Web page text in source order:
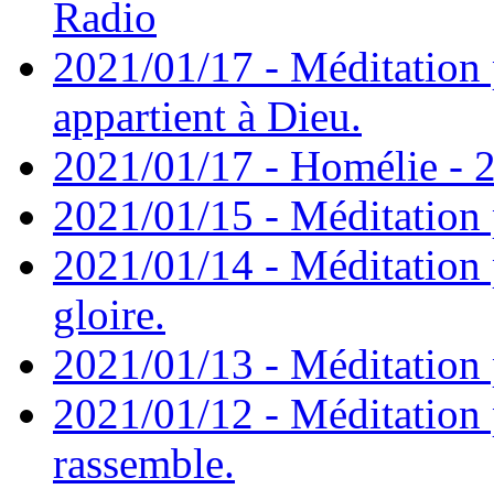
Radio
2021/01/17 - Méditation
appartient à Dieu.
2021/01/17 - Homélie -
2021/01/15 - Méditation
2021/01/14 - Méditation
gloire.
2021/01/13 - Méditation
2021/01/12 - Méditation
rassemble.